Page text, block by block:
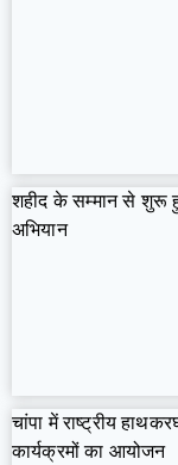
शहीद के सम्मान से शुरू
अभियान
चांपा में राष्ट्रीय
कार्यक्रमों का आयोजन